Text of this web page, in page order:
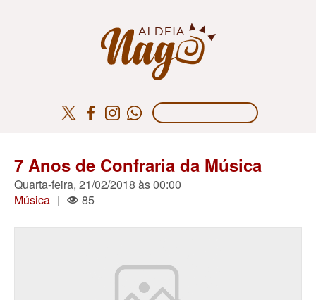
7 Anos de Confraria da Música
Quarta-feira, 21/02/2018 às 00:00
Música | 85